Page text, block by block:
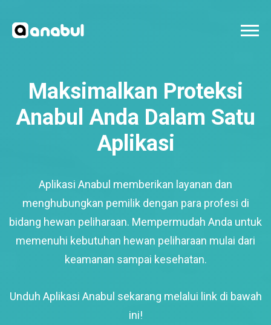
Maksimalkan Proteksi
Anabul Anda Dalam Satu
Aplikasi
Aplikasi Anabul memberikan layanan dan
menghubungkan pemilik dengan para profesi di
bidang hewan peliharaan. Mempermudah Anda untuk
memenuhi kebutuhan hewan peliharaan mulai dari
keamanan sampai kesehatan.
Unduh Aplikasi Anabul sekarang melalui link di bawah
ini!